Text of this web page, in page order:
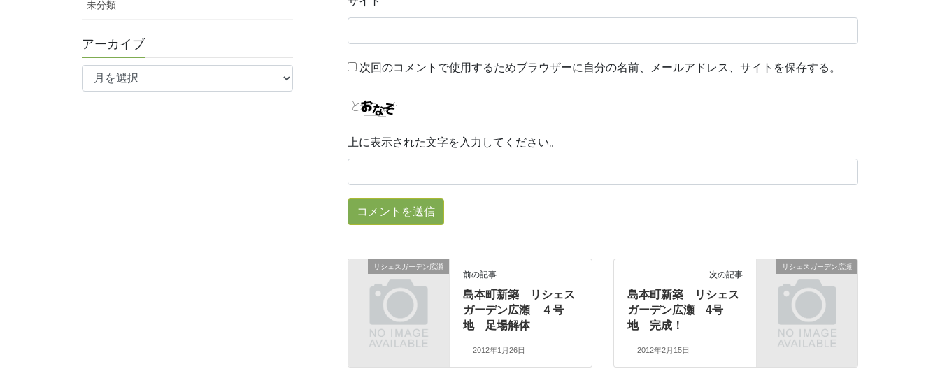
次回のコメントで使用するためブラウザーに自分の名前、メールアドレス、サイトを保存する。
上に表示された文字を入力してください。
リシェスガーデン広瀬
前の記事
島本町新築 リシェス
ガーデン広瀬 ４号
地 足場解体
2012年1月26日
リシェスガーデン広瀬
次の記事
島本町新築 リシェス
ガーデン広瀬 4号
地 完成！
2012年2月15日
未分類
アーカイブ
ア